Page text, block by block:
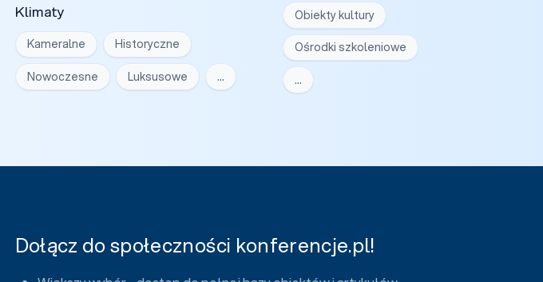
Klimaty
Kameralne Historyczne
Nowoczesne Luksusowe …
Obiekty kultury
Ośrodki szkoleniowe
…
Dołącz do społeczności konferencje.pl!